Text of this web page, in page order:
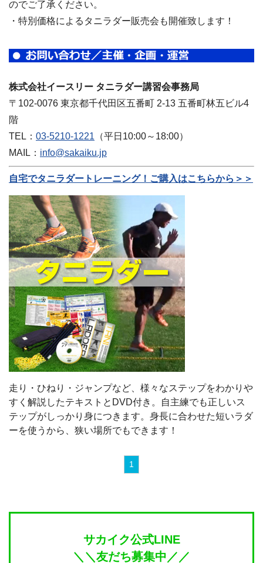
のでご了承ください。
・特別価格によるタニラダー販売会も開催致します！
株式会社イースリー タニラダー講習会事務局
〒102-0076 東京都千代田区五番町 2-13 五番町林五ビル4
階
TEL： 03-5210-1221 （平日10:00～18:00）
MAIL： info@sakaiku.jp
自宅でタニラダートレーニング！ご購入はこちらから＞＞
走り・ひねり・ジャンプなど、様々なステップをわかりや
すく解説したテキストとDVD付き。自主練でも正しいス
テップがしっかり身につきます。身長に合わせた短いラダ
ーを使うから、狭い場所でもできます！
1
サカイク公式LINE
＼＼友だち募集中／／